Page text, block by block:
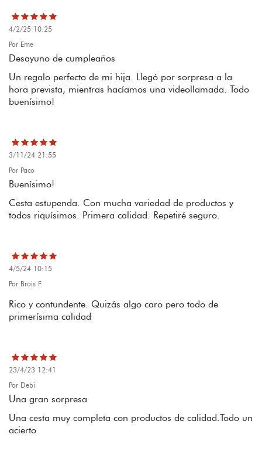
4/2/25 10:25
Por Eme
Desayuno de cumpleaños
Un regalo perfecto de mi hija. Llegó por sorpresa a la
hora prevista, mientras hacíamos una videollamada. Todo
buenísimo!
3/11/24 21:55
Por Paco
Buenísimo!
Cesta estupenda. Con mucha variedad de productos y
todos riquísimos. Primera calidad. Repetiré seguro.
4/5/24 10:15
Por Brais F.
Rico y contundente. Quizás algo caro pero todo de
primerísima calidad
23/4/23 12:41
Por Debi
Una gran sorpresa
Una cesta muy completa con productos de calidad.Todo un
acierto